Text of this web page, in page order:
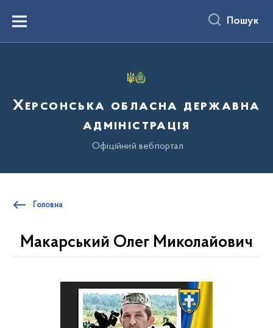
вмістуMenu Пошук
Херсонська обласна державна
адміністрація
Офіційний вебпортал
Головна
Макарський Олег Миколайович